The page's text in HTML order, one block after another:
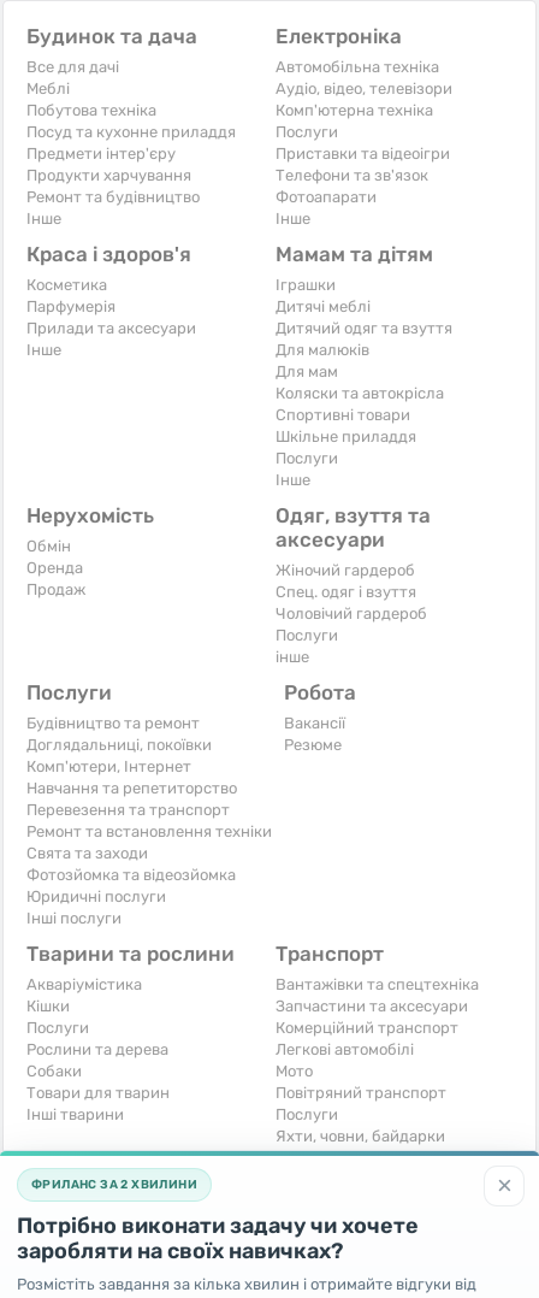
Будинок та дача
Все для дачі
Меблі
Побутова техніка
Посуд та кухонне приладдя
Предмети інтер'єру
Продукти харчування
Ремонт та будівництво
Iнше
Електроніка
Автомобільна техніка
Аудіо, відео, телевізори
Комп'ютерна техніка
Послуги
Приставки та відеоігри
Телефони та зв'язок
Фотоапарати
Iнше
Краса і здоров'я
Косметика
Парфумерія
Прилади та аксесуари
Iнше
Мамам та дітям
Іграшки
Дитячі меблі
Дитячий одяг та взуття
Для малюків
Для мам
Коляски та автокрісла
Спортивні товари
Шкільне приладдя
Послуги
Iнше
Нерухомість
Обмін
Оренда
Продаж
Одяг, взуття та
аксесуари
Жіночий гардероб
Спец. одяг і взуття
Чоловічий гардероб
Послуги
інше
Послуги
Будівництво та ремонт
Доглядальниці, покоївки
Комп'ютери, Інтернет
Навчання та репетиторство
Перевезення та транспорт
Ремонт та встановлення техніки
Свята та заходи
Фотозйомка та відеозйомка
Юридичні послуги
Інші послуги
Робота
Вакансії
Резюме
Тварини та рослини
Акваріумістика
Кішки
Послуги
Рослини та дерева
Собаки
Товари для тварин
Інші тварини
Транспорт
Вантажівки та спецтехніка
Запчастини та аксесуари
Комерційний транспорт
Легкові автомобілі
Мото
Повітряний транспорт
Послуги
Яхти, човни, байдарки
Інші транспортні засоби
Хобі та відпочинок
Книги та журнали
Музичні інструменти
Полювання та рибальство
Спорт і відпочинок
Готовий бізнес
Устаткування для бізнесу
Iнше
×
ФРИЛАНС ЗА 2 ХВИЛИНИ
Потрібно виконати задачу чи хочете
заробляти на своїх навичках?
Розмістіть завдання за кілька хвилин і отримайте відгуки від